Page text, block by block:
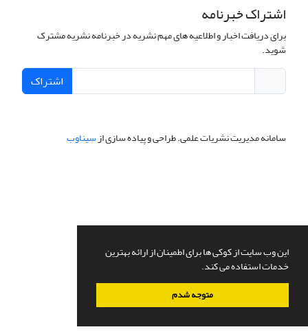
این وب سایت از کوکی ها برای اطمینان از ارائه بهترین
خدمات استفاده می کند.
متوجه شدم
اشتراک خبرنامه
برای دریافت اخبار و اطلاعیه های مهم نشریه در خبرنامه نشریه مشترک
شوید.
اشتراک
سامانه مدیریت نشریات علمی.طراحی و پیاده سازی ازسیناوب